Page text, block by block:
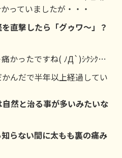
っていましたが・・・
直撃したら「グゥワ～」？
かったですね( ﾉД`)ｼｸｼｸ…
んだで半年以上経過してい
然と治る事が多いみたいな
らない間に太もも裏の痛み